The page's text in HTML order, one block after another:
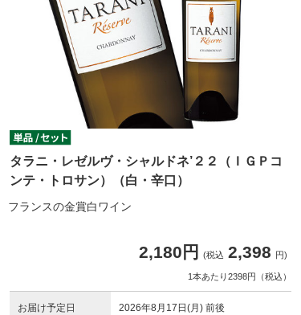
タラニ・レゼルヴ・シャルドネ’２２（ＩＧＰコ
ンテ・トロサン）（白・辛口）
フランスの金賞白ワイン
2,180円 (税込 2,398 円)
1本あたり2398円（税込）
お届け予定日 2026年8月17日(月) 前後